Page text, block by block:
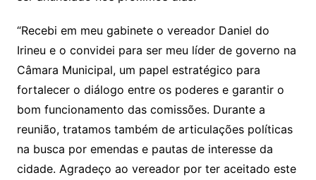
“Recebi em meu gabinete o vereador Daniel do
Irineu e o convidei para ser meu líder de governo na
Câmara Municipal, um papel estratégico para
fortalecer o diálogo entre os poderes e garantir o
bom funcionamento das comissões. Durante a
reunião, tratamos também de articulações políticas
na busca por emendas e pautas de interesse da
cidade. Agradeço ao vereador por ter aceitado este